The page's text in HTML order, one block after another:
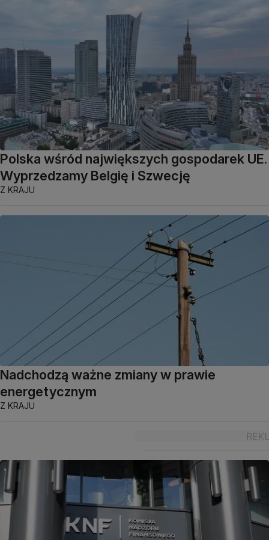
Polska wśród największych gospodarek UE.
Wyprzedzamy Belgię i Szwecję
Z KRAJU
Nadchodzą ważne zmiany w prawie
energetycznym
Z KRAJU